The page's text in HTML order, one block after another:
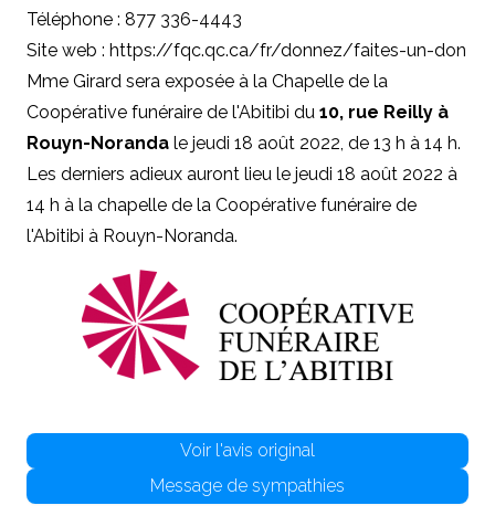
Téléphone : 877 336-4443
Site web : https://fqc.qc.ca/fr/donnez/faites-un-don
Mme Girard sera exposée à la Chapelle de la
Coopérative funéraire de l'Abitibi du 10, rue Reilly à
Rouyn-Noranda le jeudi 18 août 2022, de 13 h à 14 h.
Les derniers adieux auront lieu le jeudi 18 août 2022 à
14 h à la chapelle de la Coopérative funéraire de
l'Abitibi à Rouyn-Noranda.
Voir l'avis original
Message de sympathies